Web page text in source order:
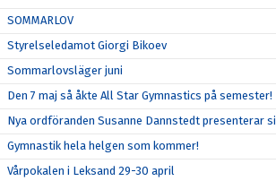
SOMMARLOV
Styrelseledamot Giorgi Bikoev
Sommarlovsläger juni
Den 7 maj så åkte All Star Gymnastics på semester!
Nya ordföranden Susanne Dannstedt presenterar
Gymnastik hela helgen som kommer!
Vårpokalen i Leksand 29-30 april